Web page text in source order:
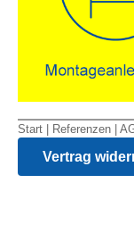
Start Referenzen
Vertrag